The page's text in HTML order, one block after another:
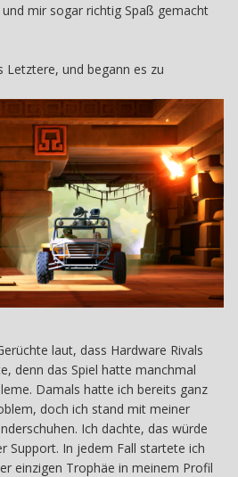
mir sogar richtig Spaß gemacht
Letztere, und begann es zu
laut, dass Hardware Rivals
denn das Spiel hatte manchmal
Damals hatte ich bereits ganz
doch ich stand mit meiner
Ich dachte, das würde
Support. In jedem Fall startete ich
einzigen Trophäe in meinem Profil